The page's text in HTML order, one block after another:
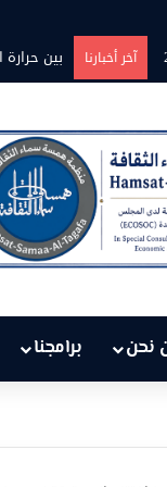
آخر أخبارنا بين
نحن برامجنا